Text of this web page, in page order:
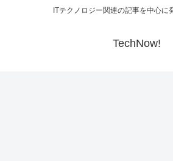
ITテクノロジー関連の記事を中心に
TechNow!